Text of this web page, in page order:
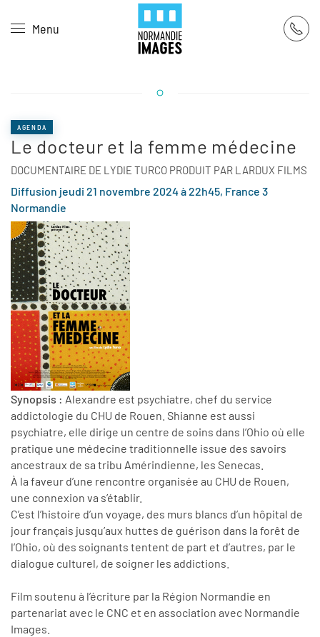
Skip to main content
Menu
AGENDA
Le docteur et la femme médecine
DOCUMENTAIRE DE LYDIE TURCO PRODUIT PAR LARDUX FILMS
Diffusion jeudi 21 novembre 2024 à 22h45, France 3
Normandie
Synopsis : Alexandre est psychiatre, chef du service
addictologie du CHU de Rouen. Shianne est aussi
psychiatre, elle dirige un centre de soins dans l’Ohio où elle
pratique une médecine traditionnelle issue des savoirs
ancestraux de sa tribu Amérindienne, les Senecas.
À la faveur d’une rencontre organisée au CHU de Rouen,
une connexion va s’établir.
C’est l’histoire d’un voyage, des murs blancs d’un hôpital de
jour français jusqu’aux huttes de guérison dans la forêt de
l’Ohio, où des soignants tentent de part et d’autres, par le
dialogue culturel, de soigner les addictions.
Film soutenu à l’écriture par la Région Normandie en
partenariat avec le CNC et en association avec Normandie
Images.
Panneau de gestion des cookies